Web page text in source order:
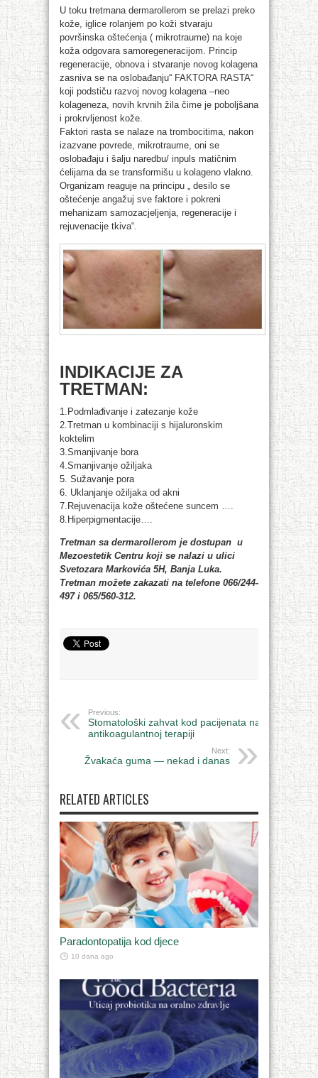
U toku tretmana dermarollerom se prelazi preko
kože, iglice rolanjem po koži stvaraju
površinska oštećenja ( mikrotraume) na koje
koža odgovara samoregeneracijom. Princip
regeneracije, obnova i stvaranje novog kolagena
zasniva se na oslobađanju“ FAKTORA RASTA“
koji podstiču razvoj novog kolagena –neo
kolageneza, novih krvnih žila čime je poboljšana
i prokrvljenost kože.
Faktori rasta se nalaze na trombocitima, nakon
izazvane povrede, mikrotraume, oni se
oslobađaju i šalju naredbu/ inpuls matičnim
ćelijama da se transformišu u kolageno vlakno.
Organizam reaguje na principu „ desilo se
oštećenje angažuj sve faktore i pokreni
mehanizam samozacjeljenja, regeneracije i
rejuvenacije tkiva“.
INDIKACIJE ZA
TRETMAN:
1.Podmlađivanje i zatezanje kože
2.Tretman u kombinaciji s hijaluronskim
koktelim
3.Smanjivanje bora
4.Smanjivanje ožiljaka
5. Sužavanje pora
6. Uklanjanje ožiljaka od akni
7.Rejuvenacija kože oštećene suncem ….
8.Hiperpigmentacije….
Tretman sa dermarollerom je dostupan u
Mezoestetik Centru koji se nalazi u ulici
Svetozara Markovića 5H, Banja Luka.
Tretman možete zakazati na telefone 066/244-
497 i 065/560-312.
Previous:
Stomatološki zahvat kod pacijenata na
antikoagulantnoj terapiji
Next:
Žvakaća guma — nekad i danas
RELATED ARTICLES
Paradontopatija kod djece
10 dana ago